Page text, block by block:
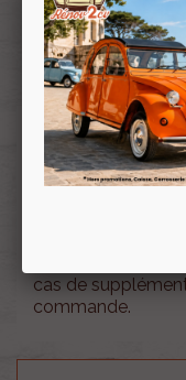
Calandre
BRILLANT
cas de
commande.